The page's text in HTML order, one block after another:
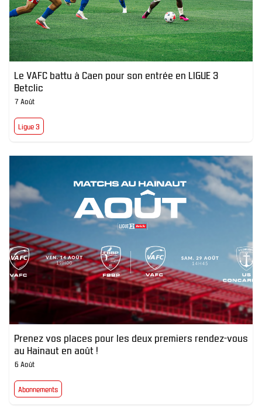
Le VAFC battu à Caen pour son entrée en LIGUE 3
Betclic
7 Août
Ligue 3
Prenez vos places pour les deux premiers rendez-vous
au Hainaut en août !
6 Août
Abonnements